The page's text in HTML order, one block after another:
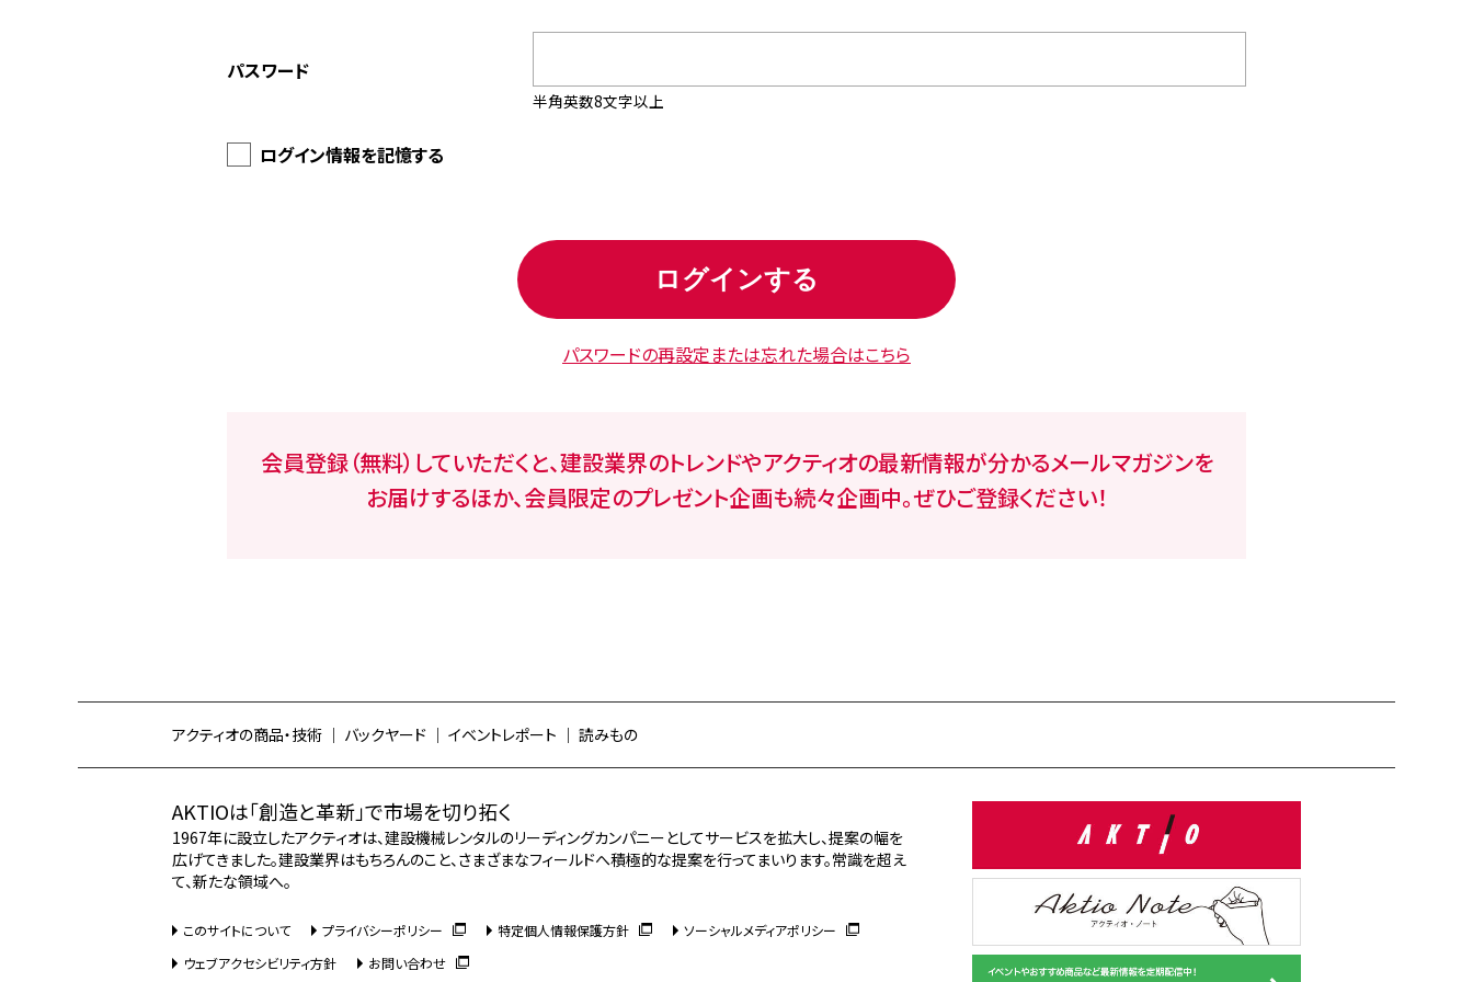
パスワード
半角英数8文字以上
ログイン情報を記憶する
パスワードの再設定または忘れた場合はこちら
会員登録（無料）していただくと、建設業界のトレンドやアクティオの最新情報が分かるメールマガジンを
お届けするほか、会員限定のプレゼント企画も続々企画中。ぜひご登録ください！
アクティオの商品・技術 バックヤード イベントレポート 読みもの
AKTIOは「創造と革新」で市場を切り拓く
1967年に設立したアクティオは、建設機械レンタルのリーディングカンパニーとしてサービスを拡大し、提案の幅を
広げてきました。建設業界はもちろんのこと、さまざまなフィールドへ積極的な提案を行ってまいります。常識を超え
て、新たな領域へ。
このサイトについて プライバシーポリシー 特定個人情報保護方針
ソーシャルメディアポリシー
ウェブアクセシビリティ方針
お問い合わせ